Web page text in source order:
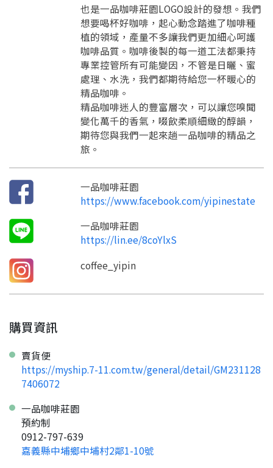
也是一品咖啡莊園LOGO設計的發想。我們
想要喝杯好咖啡，起心動念踏進了咖啡種
植的領域，產量不多讓我們更加細心呵護
咖啡品質。咖啡後製的每一道工法都秉持
專業控管所有可能變因，不管是日曬、蜜
處理、水洗，我們都期待給您一杯暖心的
精品咖啡。
精品咖啡迷人的豐富層次，可以讓您嗅聞
變化萬千的香氣，啜飲柔順細緻的醇韻，
期待您與我們一起來趟一品咖啡的精品之
旅。
一品咖啡莊園
https://www.facebook.com/yipinestate
一品咖啡莊園
https://lin.ee/8coYlxS
coffee_yipin
購買資訊
賣貨便
https://myship.7-11.com.tw/general/detail/GM231128
7406072
一品咖啡莊園
預約制
0912-797-639
嘉義縣中埔鄉中埔村2鄰1-10號